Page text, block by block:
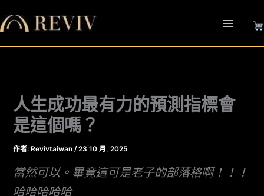
至
主
要
人生成功最有力的預測指標會
是這個嗎？
作者: Revivtaiwan/23 10 月, 2025
當然可以。畢竟這可是老子的部落格啊！！！
哈哈哈哈哈